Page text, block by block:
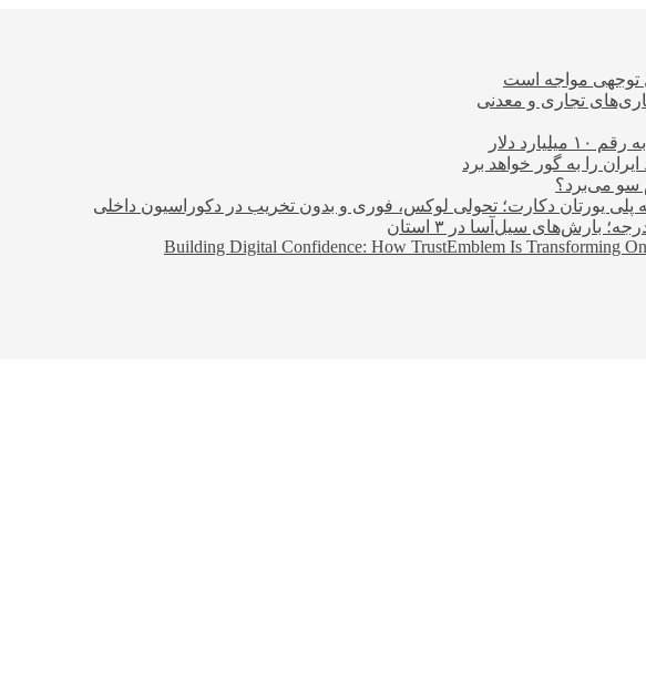
توجهی مواجه است
تجاری و معدنی
دلار
را به گور خواهد برد
سو می‌برد؟
پلی یورتان دکارت؛ تحولی لوکس، فوری و بدون تخریب در دکوراسیون داخلی
Building Digital Confidence: How TrustEmblem Is Transforming